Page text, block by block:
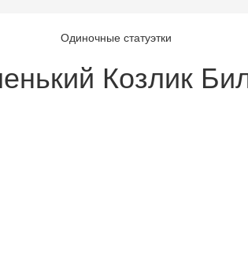
Одиночные статуэтки
Козлик